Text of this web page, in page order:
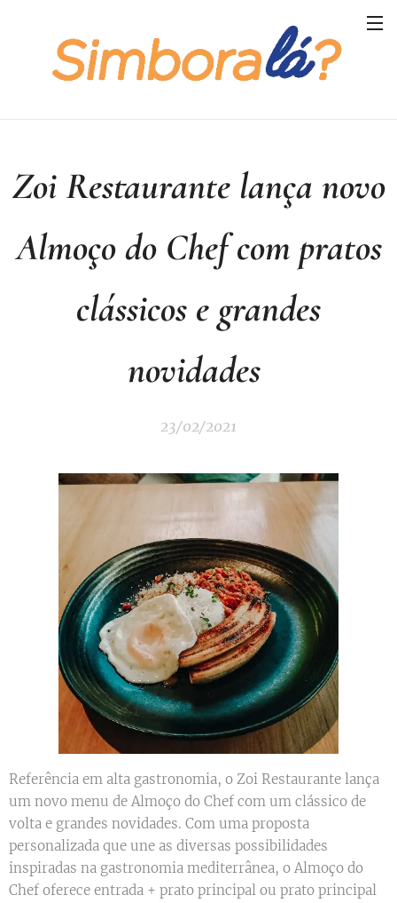
Zoi Restaurante lança novo
Almoço do Chef com pratos
clássicos e grandes
novidades
23/02/2021
Referência em alta gastronomia, o Zoi Restaurante lança
um novo menu de Almoço do Chef com um clássico de
volta e grandes novidades. Com uma proposta
personalizada que une as diversas possibilidades
inspiradas na gastronomia mediterrânea, o Almoço do
Chef oferece entrada + prato principal ou prato principal